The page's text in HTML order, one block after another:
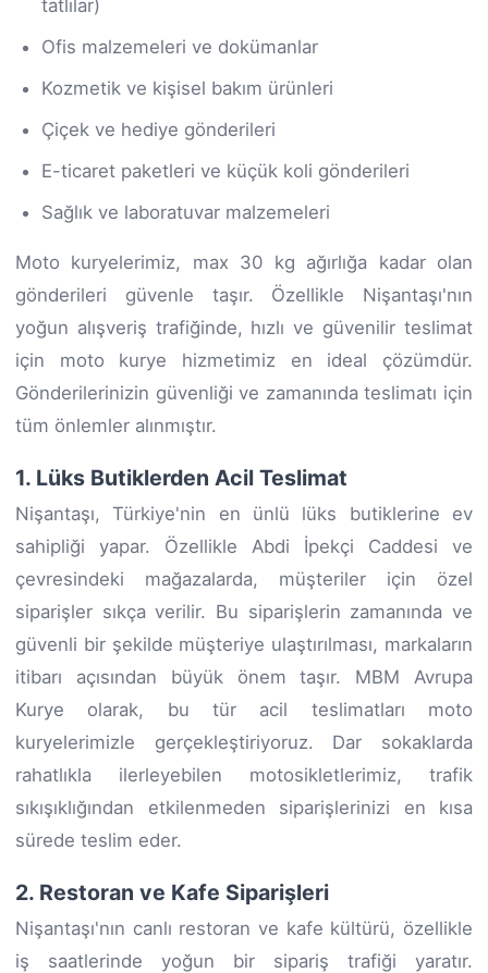
tatlılar)
Ofis malzemeleri ve dokümanlar
Kozmetik ve kişisel bakım ürünleri
Çiçek ve hediye gönderileri
E-ticaret paketleri ve küçük koli gönderileri
Sağlık ve laboratuvar malzemeleri
Moto kuryelerimiz, max 30 kg ağırlığa kadar olan
gönderileri güvenle taşır. Özellikle Nişantaşı'nın
yoğun alışveriş trafiğinde, hızlı ve güvenilir teslimat
için moto kurye hizmetimiz en ideal çözümdür.
Gönderilerinizin güvenliği ve zamanında teslimatı için
tüm önlemler alınmıştır.
1. Lüks Butiklerden Acil Teslimat
Nişantaşı, Türkiye'nin en ünlü lüks butiklerine ev
sahipliği yapar. Özellikle Abdi İpekçi Caddesi ve
çevresindeki mağazalarda, müşteriler için özel
siparişler sıkça verilir. Bu siparişlerin zamanında ve
güvenli bir şekilde müşteriye ulaştırılması, markaların
itibarı açısından büyük önem taşır. MBM Avrupa
Kurye olarak, bu tür acil teslimatları moto
kuryelerimizle gerçekleştiriyoruz. Dar sokaklarda
rahatlıkla ilerleyebilen motosikletlerimiz, trafik
sıkışıklığından etkilenmeden siparişlerinizi en kısa
sürede teslim eder.
2. Restoran ve Kafe Siparişleri
Nişantaşı'nın canlı restoran ve kafe kültürü, özellikle
iş saatlerinde yoğun bir sipariş trafiği yaratır.